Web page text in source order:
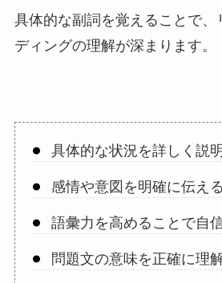
具体的な副詞を覚えることで、
ディングの理解が深まります。
具体的な状況を詳しく説
感情や意図を明確に伝える
語彙力を高めることで自
問題文の意味を正確に理